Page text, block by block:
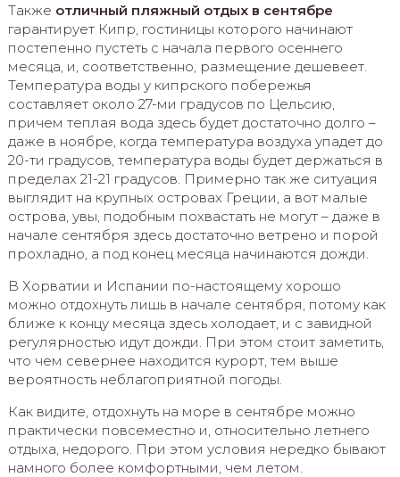
Также отличный пляжный отдых в сентябре
гарантирует Кипр, гостиницы которого начинают
постепенно пустеть с начала первого осеннего
месяца, и, соответственно, размещение дешевеет.
Температура воды у кипрского побережья
составляет около 27-ми градусов по Цельсию,
причем теплая вода здесь будет достаточно долго –
даже в ноябре, когда температура воздуха упадет до
20-ти градусов, температура воды будет держаться в
пределах 21-21 градусов. Примерно так же ситуация
выглядит на крупных островах Греции, а вот малые
острова, увы, подобным похвастать не могут – даже в
начале сентября здесь достаточно ветрено и порой
прохладно, а под конец месяца начинаются дожди.
В Хорватии и Испании по-настоящему хорошо
можно отдохнуть лишь в начале сентября, потому как
ближе к концу месяца здесь холодает, и с завидной
регулярностью идут дожди. При этом стоит заметить,
что чем севернее находится курорт, тем выше
вероятность неблагоприятной погоды.
Как видите, отдохнуть на море в сентябре можно
практически повсеместно и, относительно летнего
отдыха, недорого. При этом условия нередко бывают
намного более комфортными, чем летом.